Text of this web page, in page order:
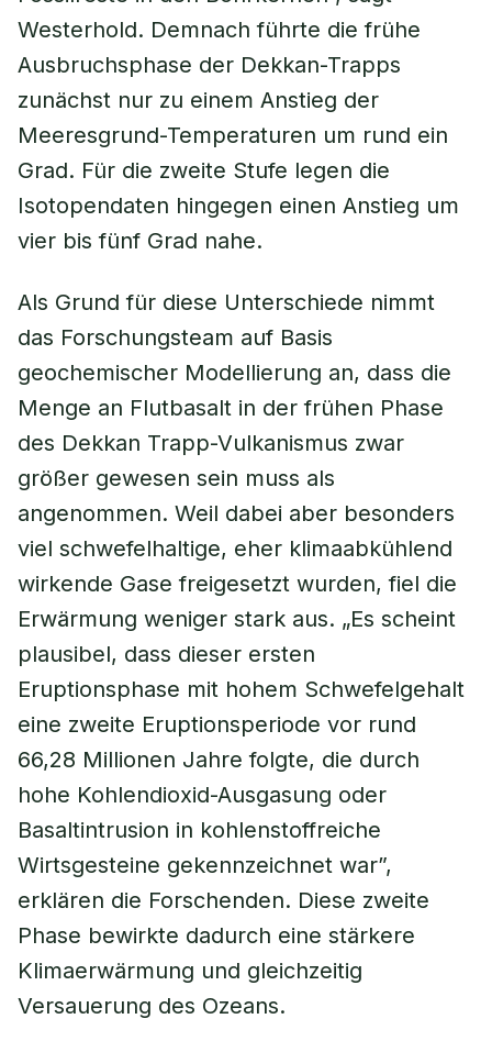
Westerhold. Demnach führte die frühe
Ausbruchsphase der Dekkan-Trapps
zunächst nur zu einem Anstieg der
Meeresgrund-Temperaturen um rund ein
Grad. Für die zweite Stufe legen die
Isotopendaten hingegen einen Anstieg um
vier bis fünf Grad nahe.
Als Grund für diese Unterschiede nimmt
das Forschungsteam auf Basis
geochemischer Modellierung an, dass die
Menge an Flutbasalt in der frühen Phase
des Dekkan Trapp-Vulkanismus zwar
größer gewesen sein muss als
angenommen. Weil dabei aber besonders
viel schwefelhaltige, eher klimaabkühlend
wirkende Gase freigesetzt wurden, fiel die
Erwärmung weniger stark aus. „Es scheint
plausibel, dass dieser ersten
Eruptionsphase mit hohem Schwefelgehalt
eine zweite Eruptionsperiode vor rund
66,28 Millionen Jahre folgte, die durch
hohe Kohlendioxid-Ausgasung oder
Basaltintrusion in kohlenstoffreiche
Wirtsgesteine gekennzeichnet war”,
erklären die Forschenden. Diese zweite
Phase bewirkte dadurch eine stärkere
Klimaerwärmung und gleichzeitig
Versauerung des Ozeans.